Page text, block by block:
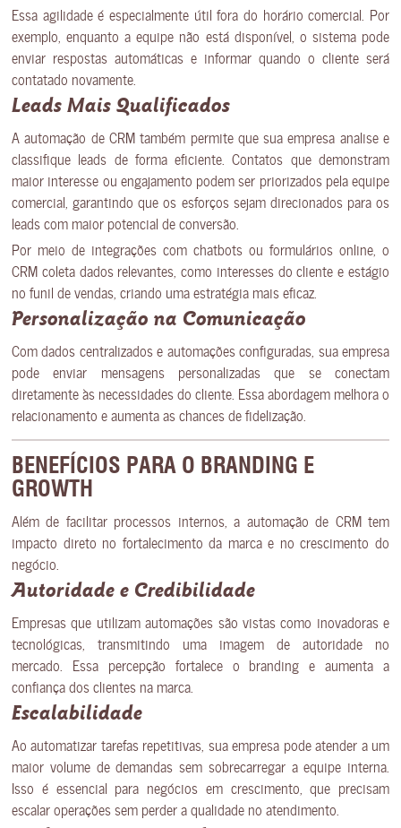
Essa agilidade é especialmente útil fora do horário comercial. Por
exemplo, enquanto a equipe não está disponível, o sistema pode
enviar respostas automáticas e informar quando o cliente será
contatado novamente.
Leads Mais Qualificados
A automação de CRM também permite que sua empresa analise e
classifique leads de forma eficiente. Contatos que demonstram
maior interesse ou engajamento podem ser priorizados pela equipe
comercial, garantindo que os esforços sejam direcionados para os
leads com maior potencial de conversão.
Por meio de integrações com chatbots ou formulários online, o
CRM coleta dados relevantes, como interesses do cliente e estágio
no funil de vendas, criando uma estratégia mais eficaz.
Personalização na Comunicação
Com dados centralizados e automações configuradas, sua empresa
pode enviar mensagens personalizadas que se conectam
diretamente às necessidades do cliente. Essa abordagem melhora o
relacionamento e aumenta as chances de fidelização.
BENEFÍCIOS PARA O BRANDING E
GROWTH
Além de facilitar processos internos, a automação de CRM tem
impacto direto no fortalecimento da marca e no crescimento do
negócio.
Autoridade e Credibilidade
Empresas que utilizam automações são vistas como inovadoras e
tecnológicas, transmitindo uma imagem de autoridade no
mercado. Essa percepção fortalece o branding e aumenta a
confiança dos clientes na marca.
Escalabilidade
Ao automatizar tarefas repetitivas, sua empresa pode atender a um
maior volume de demandas sem sobrecarregar a equipe interna.
Isso é essencial para negócios em crescimento, que precisam
escalar operações sem perder a qualidade no atendimento.